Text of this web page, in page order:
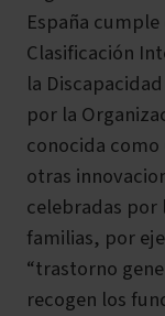
España
Clasificación
la
por la
conocida como
otras
celebradas por
familias, por
“trastorno
recogen los